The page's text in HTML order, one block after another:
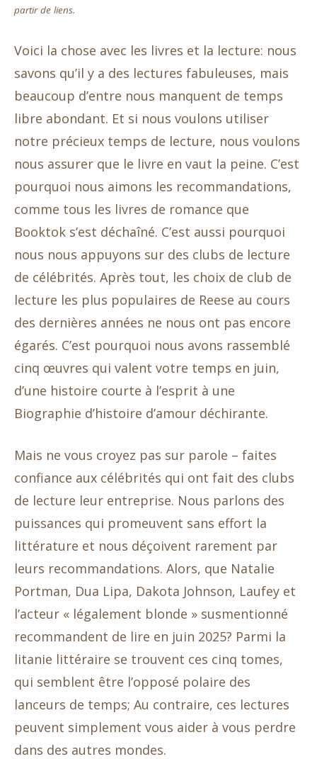
partir de liens.
Voici la chose avec les livres et la lecture: nous
savons qu’il y a des lectures fabuleuses, mais
beaucoup d’entre nous manquent de temps
libre abondant. Et si nous voulons utiliser
notre précieux temps de lecture, nous voulons
nous assurer que le livre en vaut la peine. C’est
pourquoi nous aimons les recommandations,
comme tous les livres de romance que
Booktok s’est déchaîné. C’est aussi pourquoi
nous nous appuyons sur des clubs de lecture
de célébrités. Après tout, les choix de club de
lecture les plus populaires de Reese au cours
des dernières années ne nous ont pas encore
égarés. C’est pourquoi nous avons rassemblé
cinq œuvres qui valent votre temps en juin,
d’une histoire courte à l’esprit à une
Biographie d’histoire d’amour déchirante.
Mais ne vous croyez pas sur parole – faites
confiance aux célébrités qui ont fait des clubs
de lecture leur entreprise. Nous parlons des
puissances qui promeuvent sans effort la
littérature et nous déçoivent rarement par
leurs recommandations. Alors, que Natalie
Portman, Dua Lipa, Dakota Johnson, Laufey et
l’acteur « légalement blonde » susmentionné
recommandent de lire en juin 2025? Parmi la
litanie littéraire se trouvent ces cinq tomes,
qui semblent être l’opposé polaire des
lanceurs de temps; Au contraire, ces lectures
peuvent simplement vous aider à vous perdre
dans des autres mondes.